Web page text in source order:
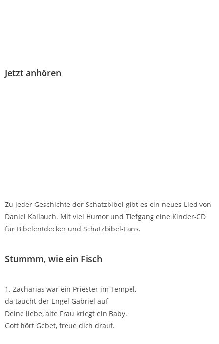
Stummm, wie ein Fisch
1. Zacharias war ein Priester im Tempel,
da taucht der Engel Gabriel auf:
Deine liebe, alte Frau kriegt ein Baby.
Gott hört Gebet, freue dich drauf.
Jetzt anhören
Zu jeder Geschichte der Schatzbibel gibt es ein neues Lied von
Daniel Kallauch. Mit viel Humor und Tiefgang eine Kinder-CD
für Bibelentdecker und Schatzbibel-Fans.